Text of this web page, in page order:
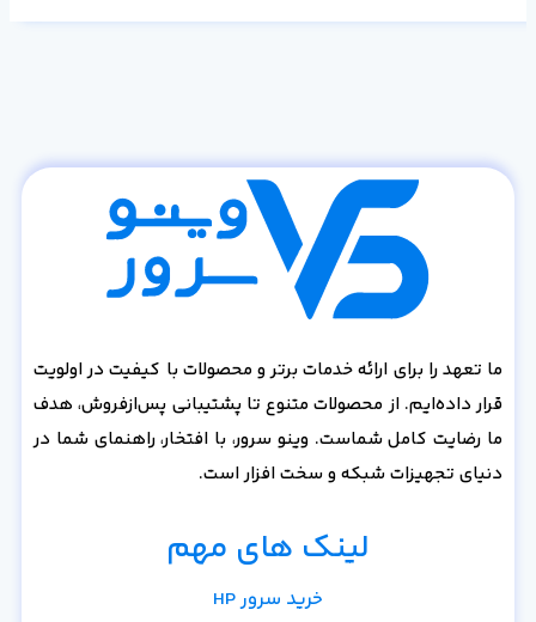
ما تعهد را برای ارائه خدمات برتر و محصولات با کیفیت در اولویت
قرار داده‌ایم. از محصولات متنوع تا پشتیبانی پس‌از‌فروش، هدف
ما رضایت کامل شماست. وینو سرور، با افتخار، راهنمای شما در
دنیای تجهیزات شبکه و سخت افزار است.
لینک های مهم
خرید سرور HP